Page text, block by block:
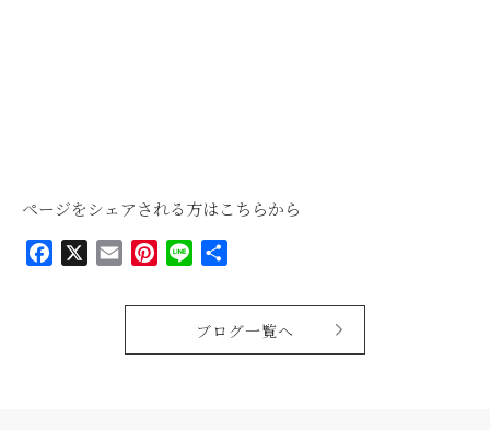
ページをシェアされる方はこちらから
Facebook EmailPinterest
Line
ブログ一覧へ